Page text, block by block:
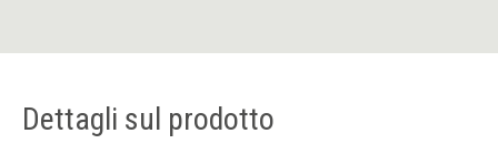
Dettagli sul prodotto